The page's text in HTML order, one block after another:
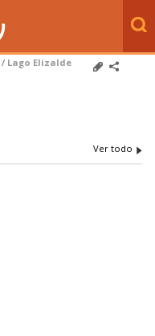
/ Lago Elizalde